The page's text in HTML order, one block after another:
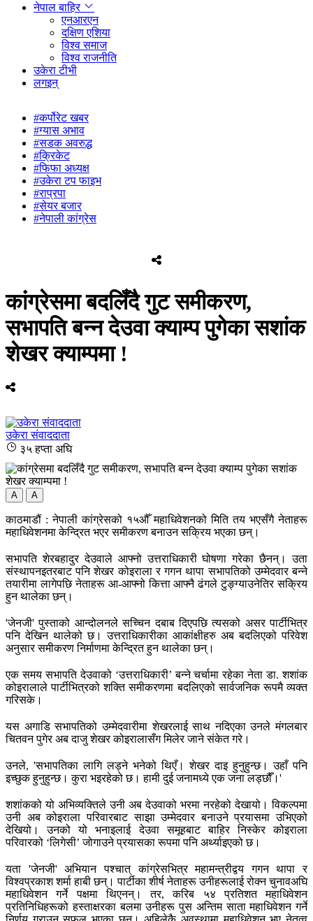
नेपाल बाहिर
एनआरएन
दक्षिण एशिया
विश्व समाज
विश्व राजनीति
उकेरा टीभी
लगइन्
#कर्पोरेट खबर
#ग्यास अभाव
#सडक अवरुद्ध
#क्रिकेट
#फिफा अध्यक्ष
#उकेरा टप फाइभ
#राप्रपा
#सेयर बजार
#नेपाली कांग्रेस
कांग्रेसमा बदलिँदै गुट समीकरण,
सभापति बन्न देउवा क्याम्प पुगेका सशांक
शेखर क्याम्पमा !
उकेरा संवाददाता
३५ हप्ता अघि
A A
काठमाडौं : नेपाली कांग्रेसको १५औँ महाधिवेशनको मिति तय भएसँगै नेताहरू
महाधिवेशनमा केन्द्रित भएर समीकरण बनाउन सक्रिय भएका छन्।
सभापति शेरबहादुर देउवाले आफ्नो उत्तराधिकारी घोषणा गरेका छैनन्। उता
संस्थापनइतरबाट पनि शेखर कोइराला र गगन थापा सभापतिको उम्मेदवार बन्ने
तयारीमा लागेपछि नेताहरू आ-आफ्नो कित्ता आफ्नै ढंगले टुङ्ग्याउनेतिर सक्रिय
हुन थालेका छन्।
'जेनजी' पुस्ताको आन्दोलनले सच्चिन दबाब दिएपछि त्यसको असर पार्टीभित्र
पनि देखिन थालेको छ। उत्तराधिकारीका आकांक्षीहरु अब बदलिएको परिवेश
अनुसार समीकरण निर्माणमा केन्द्रित हुन थालेका छन्।
एक समय सभापति देउवाको ‘उत्तराधिकारी’ बन्ने चर्चामा रहेका नेता डा. शशांक
कोइरालाले पार्टीभित्रको शक्ति समीकरणमा बदलिएको सार्वजनिक रूपमै व्यक्त
गरिसके।
यस अगाडि सभापतिको उम्मेदवारीमा शेखरलाई साथ नदिएका उनले मंगलबार
चितवन पुगेर अब दाजु शेखर कोइरालासँग मिलेर जाने संकेत गरे।
उनले, 'सभापतिका लागि लड्ने भनेको थिएँ। शेखर दाइ हुनुहुन्छ। उहाँ पनि
इच्छुक हुनुहुन्छ। कुरा भइरहेको छ। हामी दुई जनामध्ये एक जना लड्छौँ।'
शशांकको यो अभिव्यक्तिले उनी अब देउवाको भरमा नरहेको देखायो। विकल्पमा
उनी अब कोइराला परिवारबाट साझा उम्मेदवार बनाउने प्रयासमा उभिएको
देखियो। उनको यो भनाइलाई देउवा समूहबाट बाहिर निस्केर कोइराला
परिवारको ‘लिगेसी’ जोगाउने प्रयासका रूपमा पनि अर्थ्याइएको छ।
यता 'जेनजी' अभियान पश्चात् कांग्रेसभित्र महामन्त्रीद्वय गगन थापा र
विश्वप्रकाश शर्मा हाबी छन्। पार्टीका शीर्ष नेताहरू उनीहरूलाई रोक्न चुनावअघि
महाधिवेशन गर्ने पक्षमा थिएनन्। तर, करिब ५४ प्रतिशत महाधिवेशन
प्रतिनिधिहरूको हस्ताक्षरका बलमा उनीहरू पुस अन्तिम साता महाधिवेशन गर्ने